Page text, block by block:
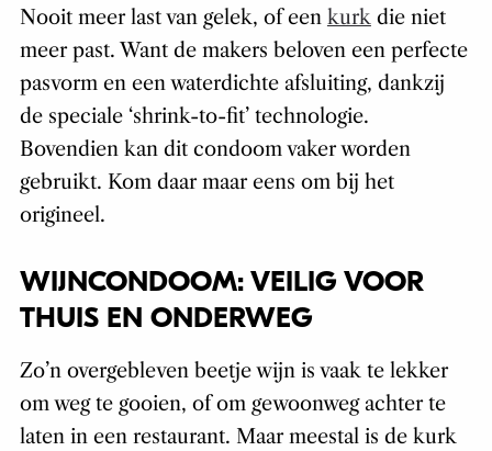
Nooit meer last van gelek, of een kurkdie niet
meer past. Want de makers beloven een perfecte
pasvorm en een waterdichte afsluiting, dankzij
de speciale ‘shrink-to-fit’ technologie.
Bovendien kan dit condoom vaker worden
gebruikt. Kom daar maar eens om bij het
origineel.
WIJNCONDOOM: VEILIG VOOR
THUIS EN ONDERWEG
Zo’n overgebleven beetje wijn is vaak te lekker
om weg te gooien, of om gewoonweg achter te
laten in een restaurant. Maar meestal is de kurk